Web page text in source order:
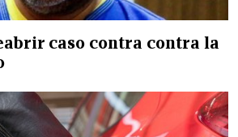
caso contra contra la